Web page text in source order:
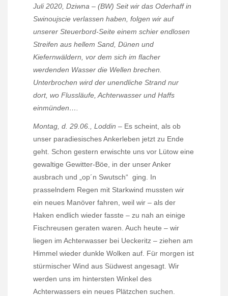
Juli 2020, Dziwna – (BW) Seit wir das Oderhaff in
Swinoujscie verlassen haben, folgen wir auf
unserer Steuerbord-Seite einem schier endlosen
Streifen aus hellem Sand, Dünen und
Kiefernwäldern, vor dem sich im flacher
werdenden Wasser die Wellen brechen.
Unterbrochen wird der unendliche Strand nur
dort, wo Flussläufe, Achterwasser und Haffs
einmünden….
Montag, d. 29.06., Loddin – Es scheint, als ob
unser paradiesisches Ankerleben jetzt zu Ende
geht. Schon gestern erwischte uns vor Lütow eine
gewaltige Gewitter-Böe, in der unser Anker
ausbrach und „op´n Swutsch“ ging. In
prasselndem Regen mit Starkwind mussten wir
ein neues Manöver fahren, weil wir – als der
Haken endlich wieder fasste – zu nah an einige
Fischreusen geraten waren. Auch heute – wir
liegen im Achterwasser bei Ueckeritz – ziehen am
Himmel wieder dunkle Wolken auf. Für morgen ist
stürmischer Wind aus Südwest angesagt. Wir
werden uns im hintersten Winkel des
Achterwassers ein neues Plätzchen suchen.